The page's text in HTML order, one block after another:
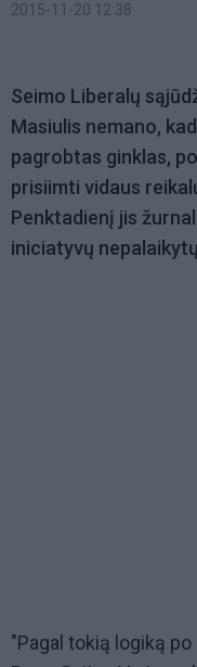
2015-11-20 12:38
Seimo Liberalų
Masiulis nemano,
pagrobtas ginklas,
prisiimti vidaus
Penktadienį jis
iniciatyvų
"Pagal tokią logiką